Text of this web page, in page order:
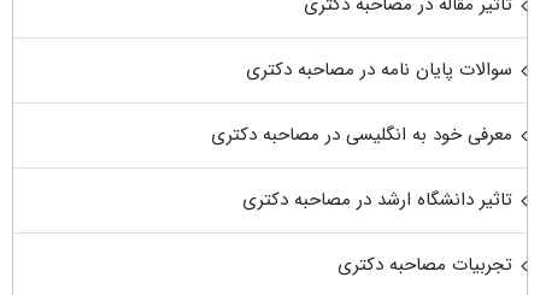
سوالات پایان نامه در مصاحبه دکتری
معرفی خود به انگلیسی در مصاحبه دکتری
تاثیر دانشگاه ارشد در مصاحبه دکتری
تجربیات مصاحبه دکتری